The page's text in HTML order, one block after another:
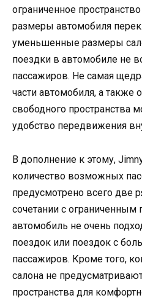
ограниченное
размеры автомобиля
уменьшенные размеры
поездки в автомобиле не
пассажиров. Не самая
части автомобиля, а также
свободного пространства
удобство передвижения
В дополнение к этому,
количество возможных
предусмотрено всего две
сочетании с ограниченным
автомобиль не очень
поездок или поездок с
пассажиров. Кроме того,
салона не
пространства для